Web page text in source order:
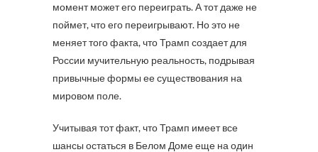
момент может его переиграть. А тот даже не
поймет, что его переигрывают. Но это не
меняет того факта, что Трамп создает для
России мучительную реальность, подрывая
привычные формы ее существования на
мировом поле.
Учитывая тот факт, что Трамп имеет все
шансы остаться в Белом Доме еще на один